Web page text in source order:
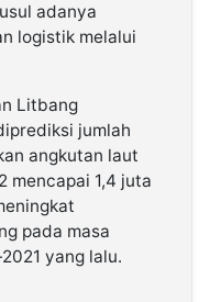
adanya
logistik melalui
Litbang
jumlah
angkutan laut
mencapai 1,4 juta
pada masa
yang lalu.